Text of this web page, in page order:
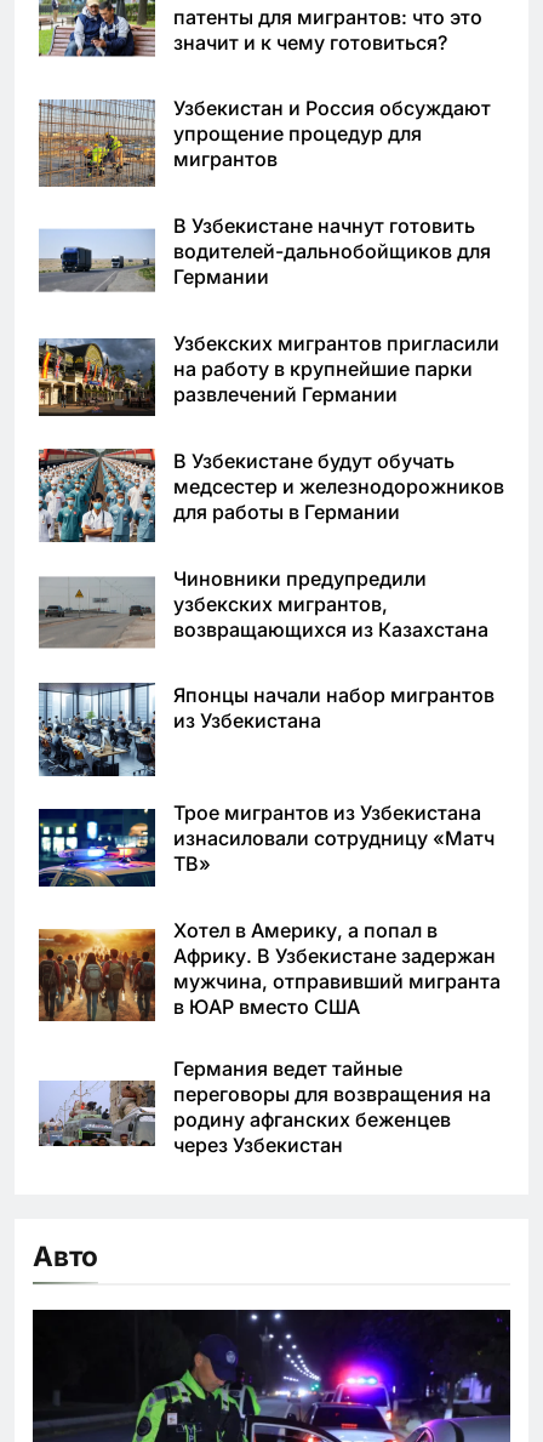
патенты для мигрантов: что это
значит и к чему готовиться?
Узбекистан и Россия обсуждают
упрощение процедур для
мигрантов
В Узбекистане начнут готовить
водителей-дальнобойщиков для
Германии
Узбекских мигрантов пригласили
на работу в крупнейшие парки
развлечений Германии
В Узбекистане будут обучать
медсестер и железнодорожников
для работы в Германии
Чиновники предупредили
узбекских мигрантов,
возвращающихся из Казахстана
Японцы начали набор мигрантов
из Узбекистана
Трое мигрантов из Узбекистана
изнасиловали сотрудницу «Матч
ТВ»
Хотел в Америку, а попал в
Африку. В Узбекистане задержан
мужчина, отправивший мигранта
в ЮАР вместо США
Германия ведет тайные
переговоры для возвращения на
родину афганских беженцев
через Узбекистан
Авто